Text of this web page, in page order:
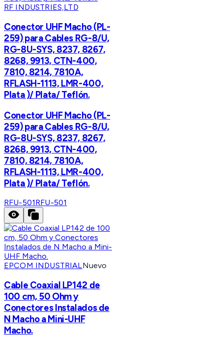
RF INDUSTRIES,LTD
Conector UHF Macho (PL-
259) para Cables RG-8/U,
RG-8U-SYS, 8237, 8267,
8268, 9913, CTN-400,
7810, 8214, 7810A,
RFLASH-1113, LMR-400,
Plata )/ Plata/ Teflón.
Conector UHF Macho (PL-
259) para Cables RG-8/U,
RG-8U-SYS, 8237, 8267,
8268, 9913, CTN-400,
7810, 8214, 7810A,
RFLASH-1113, LMR-400,
Plata )/ Plata/ Teflón.
RFU-501RFU-501
EPCOM INDUSTRIALNuevo
Cable Coaxial LP142 de
100 cm, 50 Ohm y
Conectores Instalados de
N Macho a Mini-UHF
Macho.